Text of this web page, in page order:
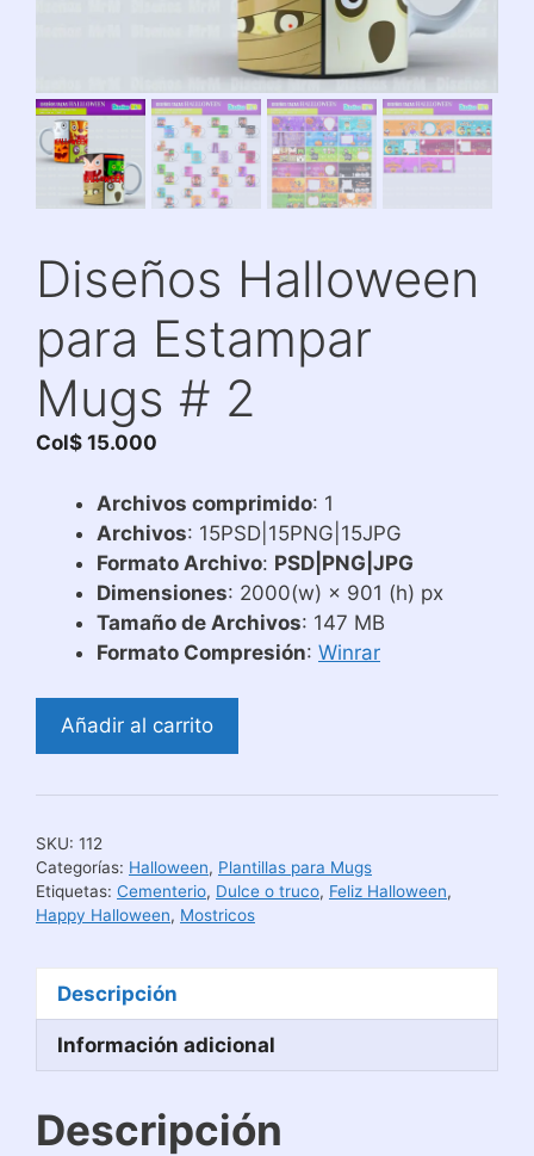
Diseños Halloween
para Estampar
Mugs # 2
Col$ 15.000
Archivos comprimido: 1
Archivos: 15PSD|15PNG|15JPG
Formato Archivo: PSD|PNG|JPG
Dimensiones: 2000(w) × 901 (h) px
Tamaño de Archivos: 147 MB
Formato Compresión: Winrar
Diseños
Halloween
Estampar
#
2
cantidad
Añadir al carrito
SKU: 112
Categorías: Halloween, Plantillas para Mugs
Etiquetas: Cementerio, Dulce o truco, Feliz Halloween,
Happy Halloween, Mostricos
Descripción
Información adicional
Descripción